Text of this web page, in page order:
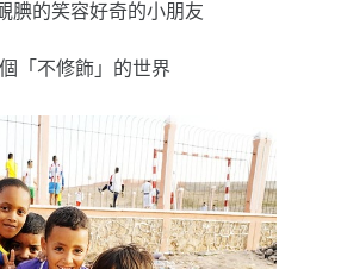
腆的笑容好奇的小朋友
「不修飾」的世界